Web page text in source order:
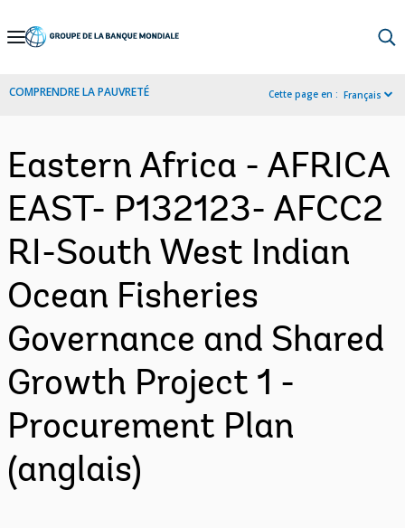
Skip
Navigation
COMPRENDRE LA PAUVRETÉ Cette page en : Français
Eastern Africa - AFRICA
EAST- P132123- AFCC2
RI-South West Indian
Ocean Fisheries
Governance and Shared
Growth Project 1 -
Procurement Plan
(anglais)